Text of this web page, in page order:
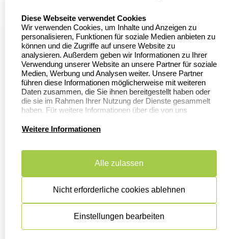
Diese Webseite verwendet Cookies
Wir verwenden Cookies, um Inhalte und Anzeigen zu
personalisieren, Funktionen für soziale Medien anbieten zu
können und die Zugriffe auf unsere Website zu
analysieren. Außerdem geben wir Informationen zu Ihrer
Verwendung unserer Website an unsere Partner für soziale
Medien, Werbung und Analysen weiter. Unsere Partner
führen diese Informationen möglicherweise mit weiteren
Daten zusammen, die Sie ihnen bereitgestellt haben oder
die sie im Rahmen Ihrer Nutzung der Dienste gesammelt
haben. Für weitere Informationen über die von uns
Datenschutzerklärung.
Weitere Informationen
Alle zulassen
Nicht erforderliche cookies ablehnen
Einstellungen bearbeiten